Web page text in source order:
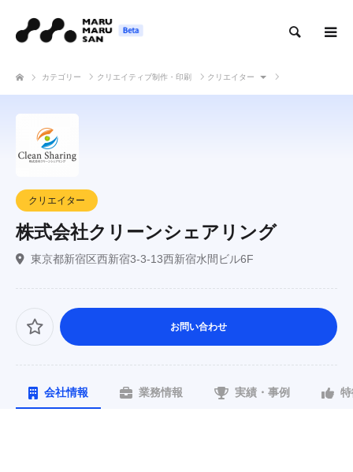
カテゴリー クリエイティブ制作・印刷 クリエイター
クリエイター
株式会社クリーンシェアリング
東京都新宿区西新宿3-3-13西新宿水間ビル6F
お問い合わせ
会社情報 業務情報 実績・事例